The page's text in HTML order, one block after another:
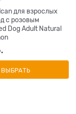
для взрослых
с розовым
Dog Adult Natural
ВЫБРАТЬ